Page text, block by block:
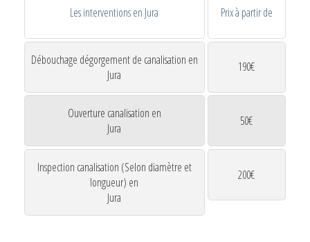
Les interventions en Jura Prix à partir de
Débouchage dégorgement de canalisation en
Jura
190€
Ouverture canalisation en
Jura
50€
Inspection canalisation (Selon diamètre et
longueur) en
Jura
200€